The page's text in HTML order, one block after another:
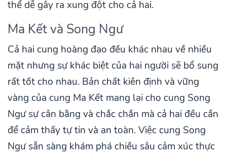
thể dễ gây ra xung đột cho cả hai.
Ma Kết và Song Ngư
Cả hai cung hoàng đạo đều khác nhau về nhiều
mặt nhưng sự khác biệt của hai người sẽ bổ sung
rất tốt cho nhau. Bản chất kiên định và vững
vàng của cung Ma Kết mang lại cho cung Song
Ngư sự cân bằng và chắc chắn mà cả hai đều cần
để cảm thấy tự tin và an toàn. Việc cung Song
Ngư sẵn sàng khám phá chiều sâu cảm xúc thực